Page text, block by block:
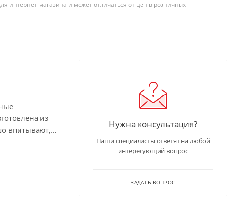
интернет-магазина и может отличаться от цен в розничных
из
впитывают,
Нужна консультация?
Наши специалисты ответят на любой
интересующий вопрос
ЗАДАТЬ ВОПРОС